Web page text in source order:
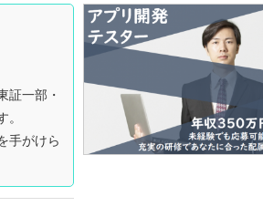
証一部・
手がけら